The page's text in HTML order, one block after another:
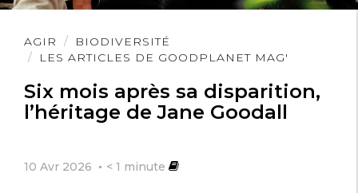
AGIR
BIODIVERSITÉ
LES ARTICLES DE GOODPLANET MAG'
Six mois après sa disparition,
l’héritage de Jane Goodall
10 Avr 2026 < 1 minute
Lire
l'article